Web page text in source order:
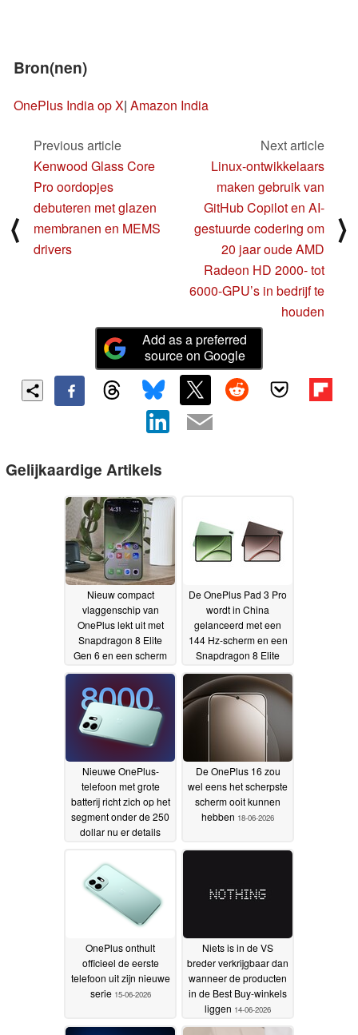
Bron(nen)
OnePlus India op X| Amazon India
⟨
Previous article
Kenwood Glass Core
Pro oordopjes
debuteren met glazen
membranen en MEMS
drivers
Next article
Linux-ontwikkelaars
maken gebruik van
GitHub Copilot en AI-
gestuurde codering om
20 jaar oude AMD
Radeon HD 2000- tot
6000-GPU’s in bedrijf te
houden
⟩
Add as a preferred
source on Google
Gelijkaardige Artikels
Nieuw compact
vlaggenschip van
OnePlus lekt uit met
Snapdragon 8 Elite
Gen 6 en een scherm
22-06-2026
De OnePlus Pad 3 Pro
wordt in China
gelanceerd met een
144 Hz-scherm en een
Snapdragon 8 Elite
19-06-2026
Nieuwe OnePlus-
telefoon met grote
batterij richt zich op het
segment onder de 250
dollar nu er details
uitgelekt
De OnePlus 16 zou
wel eens het scherpste
scherm ooit kunnen
hebben 18-06-2026
OnePlus onthult
officieel de eerste
telefoon uit zijn nieuwe
serie 15-06-2026
Niets is in de VS
breder verkrijgbaar dan
wanneer de producten
in de Best Buy-winkels
liggen 14-06-2026